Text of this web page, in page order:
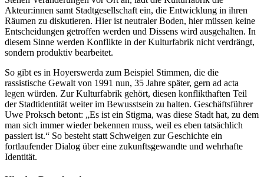
Akteur:innen samt Stadtgesellschaft ein, die Entwicklung in ihren
Räumen zu diskutieren. Hier ist neutraler Boden, hier müssen keine
Entscheidungen getroffen werden und Dissens wird ausgehalten. In
diesem Sinne werden Konflikte in der Kulturfabrik nicht verdrängt,
sondern produktiv bearbeitet.
So gibt es in Hoyerswerda zum Beispiel Stimmen, die die
rassistische Gewalt von 1991 nun, 35 Jahre später, gern ad acta
legen würden. Zur Kulturfabrik gehört, diesen konflikthaften Teil
der Stadtidentität weiter im Bewusstsein zu halten. Geschäftsführer
Uwe Proksch betont: „Es ist ein Stigma, was diese Stadt hat, zu dem
man sich immer wieder bekennen muss, weil es eben tatsächlich
passiert ist.“ So besteht statt Schweigen zur Geschichte ein
fortlaufender Dialog über eine zukunftsgewandte und wehrhafte
Identität.